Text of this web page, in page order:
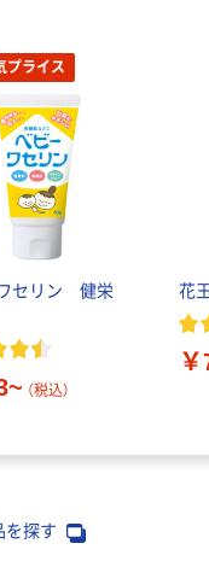
プライス
セリン 健栄
（税込）
花
を探す